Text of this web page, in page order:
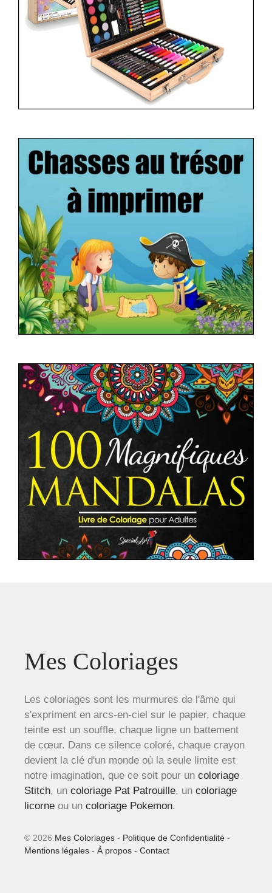
Mes Coloriages
Les coloriages sont les murmures de l'âme qui
s'expriment en arcs-en-ciel sur le papier, chaque
teinte est un souffle, chaque ligne un battement
de cœur. Dans ce silence coloré, chaque crayon
devient la clé d'un monde où la seule limite est
notre imagination, que ce soit pour un coloriage
Stitch, un coloriage Pat Patrouille, un coloriage
licorne ou un coloriage Pokemon.
© 2026 Mes Coloriages - Politique de Confidentialité -
Mentions légales - À propos - Contact